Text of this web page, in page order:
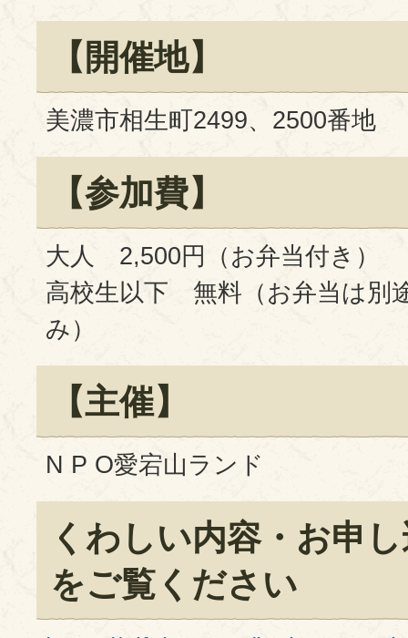
【開催地】
美濃市相生町2499、2500番地
【参加費】
大人 2,500円（お弁当付き
高校生以下 無料（お弁当は別
み）
【主催】
N P O愛宕山ランド
くわしい内容・お申
をご覧ください